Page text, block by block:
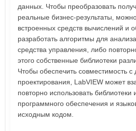
данных. Чтобы преобразовать
реальные бизнес-результаты,
встроенных средств вычислений и
разработать алгоритмы для
средства управления, либо
этого собственные библиотеки
Чтобы обеспечить совместимость с
проектирования, LabVIEW может
повторно использовать библиотеки
программного обеспечения и
исходным кодом.